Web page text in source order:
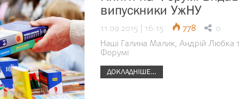
випускники УжНУ
11.09.2015 | 16:15 778 0
Наші Галина Малик, Андрій Любка
Форумі
ДОКЛАДНІШЕ...